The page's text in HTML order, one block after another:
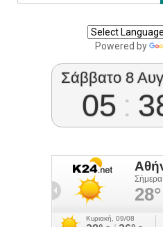
Powered by
Σάββατο 8
05 :